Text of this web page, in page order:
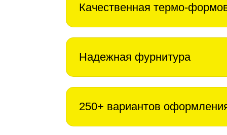
Качественная термо-
Надежная фурнитура
250+ вариантов